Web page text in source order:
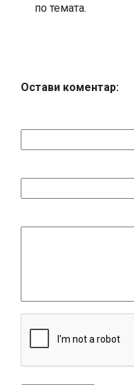
по темата.
Остави коментар: